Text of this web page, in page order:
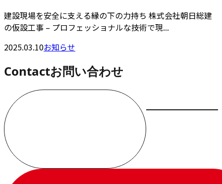
建設現場を安全に支える縁の下の力持ち 株式会社朝日総建
の仮設工事 – プロフェッショナルな技術で現...
2025.03.10お知らせ
Contactお問い合わせ
000-000-0000